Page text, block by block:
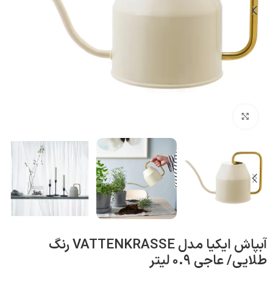
آبپاش ایکیا مدل VATTENKRASSE رنگ
طلایی/ عاجی ۰.۹ لیتر